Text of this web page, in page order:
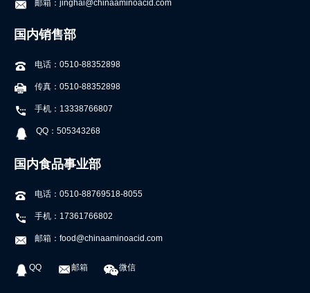
邮箱：jinghai@chinaaminoacid.com
国内销售部
电话：0510-88352898
传真：0510-88352898
手机：13338766807
QQ：505343268
国内食品事业部
电话：0510-88769518-8055
手机：17361766802
邮箱：food@chinaaminoacid.com
QQ 邮箱 微信